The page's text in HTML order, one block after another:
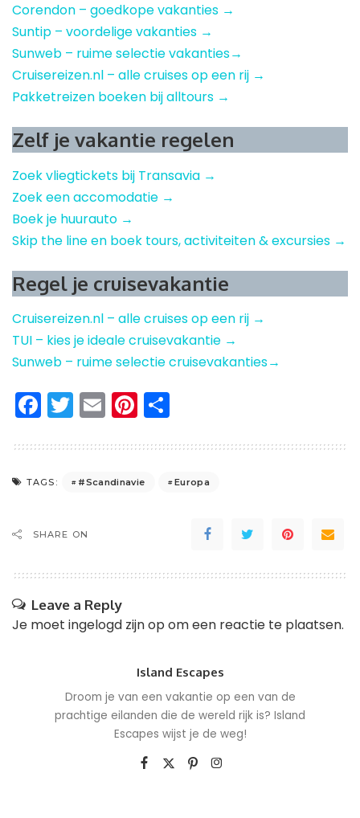
Corendon – goedkope vakanties →
Suntip – voordelige vakanties →
Sunweb – ruime selectie vakanties→
Cruisereizen.nl – alle cruises op een rij →
Pakketreizen boeken bij alltours →
Zelf je vakantie regelen
Zoek vliegtickets bij Transavia →
Zoek een accomodatie →
Boek je huurauto →
Skip the line en boek tours, activiteiten & excursies →
Regel je cruisevakantie
Cruisereizen.nl – alle cruises op een rij →
TUI – kies je ideale cruisevakantie →
Sunweb – ruime selectie cruisevakanties→
Facebook
Twitter
EmailPinterest
TAGS: #Scandinavie Europa
SHARE ON
Leave a Reply
Je moet ingelogd zijn op om een reactie te plaatsen.
Island Escapes
Droom je van een vakantie op een van de
prachtige eilanden die de wereld rijk is? Island
Escapes wijst je de weg!